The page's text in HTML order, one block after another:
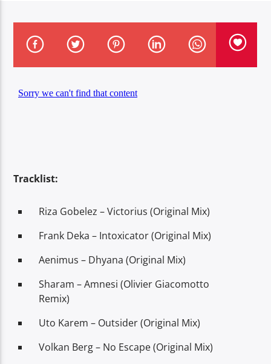
THE END (BOCA MIX)
TUBE TECH
Tracklist:
Riza Gobelez – Victorius (Original Mix)
Frank Deka – Intoxicator (Original Mix)
Aenimus – Dhyana (Original Mix)
Sharam – Amnesi (Olivier Giacomotto
Remix)
Uto Karem – Outsider (Original Mix)
Volkan Berg – No Escape (Original Mix)